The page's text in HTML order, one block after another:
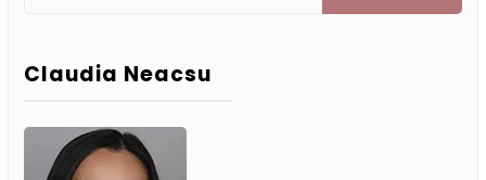
per:
Claudia Neacsu